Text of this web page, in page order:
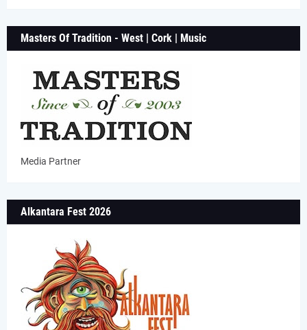
Masters Of Tradition - West | Cork | Music
Media Partner
Alkantara Fest 2026